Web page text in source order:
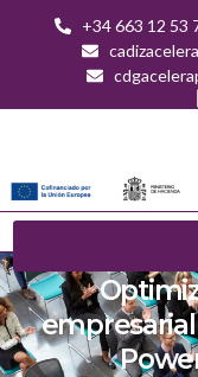
+34 663 12 53
empresarial